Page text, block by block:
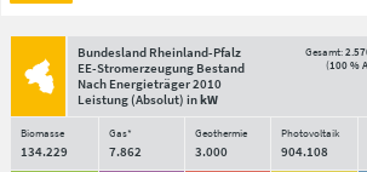
Bundesland Rheinland-Pfalz
EE-Stromerzeugung Bestand
Nach Energieträger2010
Leistung(Absolut) inkW
Gesamt:
(100 %
Biomasse Gas* Geothermie Photovoltaik
134.229 7.862 3.000 904.108